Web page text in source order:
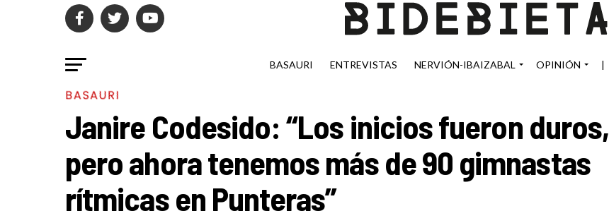
BASAURI ENTREVISTAS NERVIÓN-IBAIZABAL OPINIÓN |
BASAURI
Janire Codesido: “Los inicios fueron duros,
pero ahora tenemos más de 90 gimnastas
rítmicas en Punteras”